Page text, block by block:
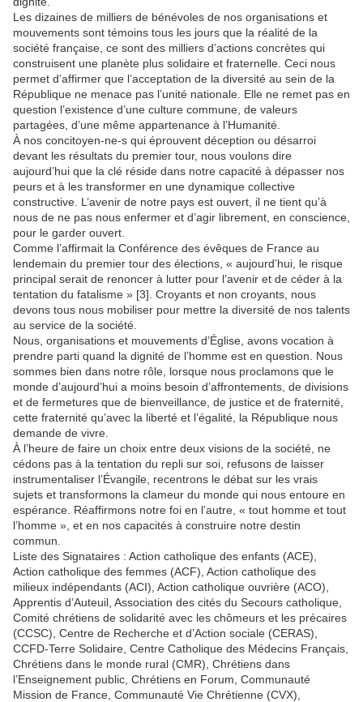
Les dizaines de milliers de bénévoles de nos organisations et
mouvements sont témoins tous les jours que la réalité de la
société française, ce sont des milliers d’actions concrètes qui
construisent une planète plus solidaire et fraternelle. Ceci nous
permet d’affirmer que l’acceptation de la diversité au sein de la
République ne menace pas l’unité nationale. Elle ne remet pas en
question l’existence d’une culture commune, de valeurs
partagées, d’une même appartenance à l’Humanité.
À nos concitoyen-ne-s qui éprouvent déception ou désarroi
devant les résultats du premier tour, nous voulons dire
aujourd’hui que la clé réside dans notre capacité à dépasser nos
peurs et à les transformer en une dynamique collective
constructive. L’avenir de notre pays est ouvert, il ne tient qu’à
nous de ne pas nous enfermer et d’agir librement, en conscience,
pour le garder ouvert.
Comme l’affirmait la Conférence des évêques de France au
lendemain du premier tour des élections, « aujourd’hui, le risque
principal serait de renoncer à lutter pour l’avenir et de céder à la
tentation du fatalisme » [3]. Croyants et non croyants, nous
devons tous nous mobiliser pour mettre la diversité de nos talents
au service de la société.
Nous, organisations et mouvements d’Église, avons vocation à
prendre parti quand la dignité de l’homme est en question. Nous
sommes bien dans notre rôle, lorsque nous proclamons que le
monde d’aujourd’hui a moins besoin d’affrontements, de divisions
et de fermetures que de bienveillance, de justice et de fraternité,
cette fraternité qu’avec la liberté et l’égalité, la République nous
demande de vivre.
À l’heure de faire un choix entre deux visions de la société, ne
cédons pas à la tentation du repli sur soi, refusons de laisser
instrumentaliser l’Évangile, recentrons le débat sur les vrais
sujets et transformons la clameur du monde qui nous entoure en
espérance. Réaffirmons notre foi en l’autre, « tout homme et tout
l’homme », et en nos capacités à construire notre destin
commun.
Liste des Signataires : Action catholique des enfants (ACE),
Action catholique des femmes (ACF), Action catholique des
milieux indépendants (ACI), Action catholique ouvrière (ACO),
Apprentis d’Auteuil, Association des cités du Secours catholique,
Comité chrétiens de solidarité avec les chômeurs et les précaires
(CCSC), Centre de Recherche et d’Action sociale (CERAS),
CCFD-Terre Solidaire, Centre Catholique des Médecins Français,
Chrétiens dans le monde rural (CMR), Chrétiens dans
l’Enseignement public, Chrétiens en Forum, Communauté
Mission de France, Communauté Vie Chrétienne (CVX),